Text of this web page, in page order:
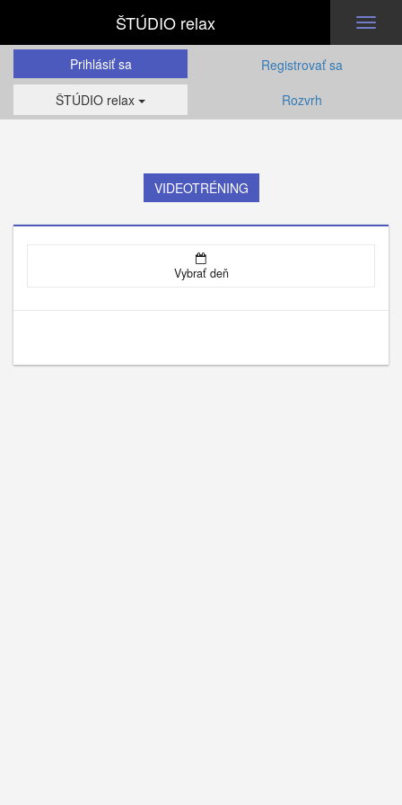
ŠTÚDIO relax
Prihlásiť sa
Registrovať sa
ŠTÚDIO relax
Rozvrh
VIDEOTRÉNING
Vybrať deň